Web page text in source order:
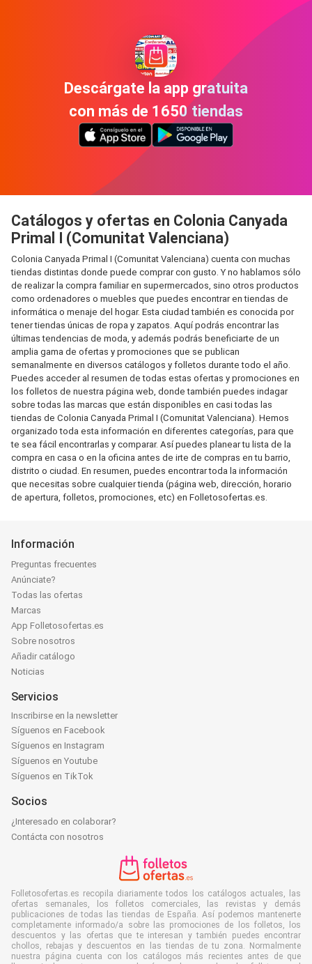
Descárgate la app gratuita
con más de 1650 tiendas
Catálogos y ofertas en Colonia Canyada
Primal I (Comunitat Valenciana)
Colonia Canyada Primal I (Comunitat Valenciana) cuenta con muchas
tiendas distintas donde puede comprar con gusto. Y no hablamos sólo
de realizar la compra familiar en supermercados, sino otros productos
como ordenadores o muebles que puedes encontrar en tiendas de
informática o menaje del hogar. Esta ciudad también es conocida por
tener tiendas únicas de ropa y zapatos. Aquí podrás encontrar las
últimas tendencias de moda, y además podrás beneficiarte de un
amplia gama de ofertas y promociones que se publican
semanalmente en diversos catálogos y folletos durante todo el año.
Puedes acceder al resumen de todas estas ofertas y promociones en
los folletos de nuestra página web, donde también puedes indagar
sobre todas las marcas que están disponibles en casi todas las
tiendas de Colonia Canyada Primal I (Comunitat Valenciana). Hemos
organizado toda esta información en diferentes categorías, para que
te sea fácil encontrarlas y comparar. Así puedes planear tu lista de la
compra en casa o en la oficina antes de irte de compras en tu barrio,
distrito o ciudad. En resumen, puedes encontrar toda la información
que necesitas sobre cualquier tienda (página web, dirección, horario
de apertura, folletos, promociones, etc) en Folletosofertas.es.
Información
Preguntas frecuentes
Anúnciate?
Todas las ofertas
Marcas
App Folletosofertas.es
Sobre nosotros
Añadir catálogo
Noticias
Servicios
Inscribirse en la newsletter
Síguenos en Facebook
Síguenos en Instagram
Síguenos en Youtube
Síguenos en TikTok
Socios
¿Interesado en colaborar?
Contácta con nosotros
Folletosofertas.es recopila diariamente todos los catálogos actuales, las
ofertas semanales, los folletos comerciales, las revistas y demás
publicaciones de todas las tiendas de España. Así podemos mantenerte
completamente informado/a sobre las promociones de los folletos, los
descuentos y las ofertas que te interesan y también puedes encontrar
chollos, rebajas y descuentos en las tiendas de tu zona. Normalmente
nuestra página cuenta con los catálogos más recientes antes de que